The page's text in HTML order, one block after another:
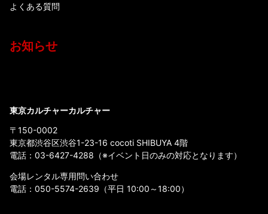
よくある質問
お知らせ
東京カルチャーカルチャー
〒150-0002
東京都渋谷区渋谷1-23-16 cocoti SHIBUYA 4階
電話： 03-6427-4288 （※イベント日のみの対応となります）
会場レンタル専用問い合わせ
電話： 050-5574-2639 （平日 10:00～18:00）